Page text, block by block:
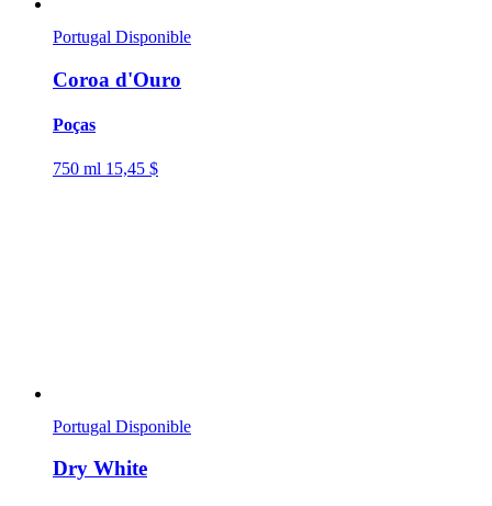
Portugal Disponible
Coroa d'Ouro
Poças
750 ml 15,45 $
Portugal Disponible
Dry White